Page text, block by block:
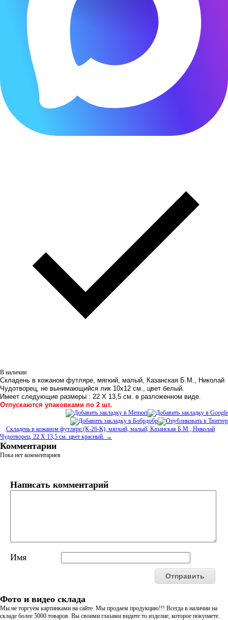
В наличии
Складень в кожаном футляре, мягкий, малый, Казанская Б.М., Николай
Чудотворец, не вынимающийся лик 10х12 см., цвет белый.
Имеет следующие размеры : 22 Х 13,5 см. в разложенном виде.
Отпускаются упаковками по 2 шт.
Складень в кожаном футляре (К-26-К), мягкий, малый, Казанская Б.М., Николай
Чудотворец, 22 Х 13,5 см. цвет красный. →
Комментарии
Пока нет комментариев
Написать комментарий
Имя
Фото и видео склада
Мы не торгуем картинками на сайте. Мы продаем продукцию!!! Всегда в наличии на
складе более 5000 товаров. Вы своими глазами видите то изделие, которое покупаете.